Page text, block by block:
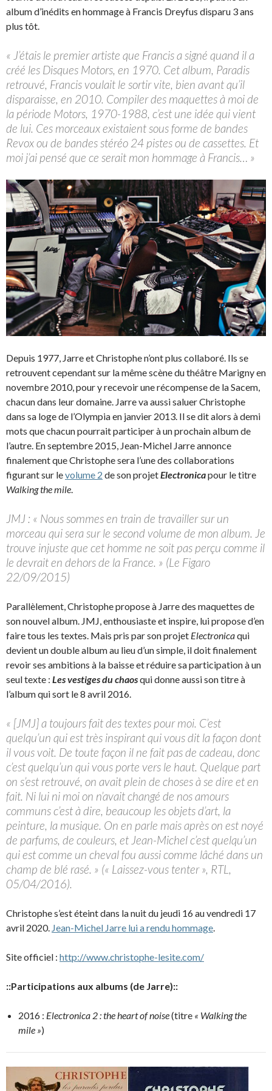
album d’inédits en hommage à Francis Dreyfus disparu 3 ans
plus tôt.
« J’étais le premier artiste que Francis a signé quand il a
créé les Disques Motors, en 1970. Cet album, Paradis
retrouvé, Francis voulait le sortir vite, bien avant qu’il
disparaisse, en 2010. Compiler des maquettes à moi de
la période Motors, 1970-1988, c’est une idée qui vient
de lui. Ces morceaux existaient sous forme de bandes
Revox ou de bandes stéréo 24 pistes ou de cassettes. Et
moi j’ai pensé que ce serait mon hommage à Francis… »
Depuis 1977, Jarre et Christophe n’ont plus collaboré. Ils se
retrouvent cependant sur la même scène du théâtre Marigny en
novembre 2010, pour y recevoir une récompense de la Sacem,
chacun dans leur domaine. Jarre va aussi saluer Christophe
dans sa loge de l’Olympia en janvier 2013. Il se dit alors à demi
mots que chacun pourrait participer à un prochain album de
l’autre. En septembre 2015, Jean-Michel Jarre annonce
finalement que Christophe sera l’une des collaborations
figurant sur levolume 2 de son projetElectronicapour le titre
Walking the mile
JMJ : « Nous sommes en train de travailler sur un
morceau qui sera sur le second volume de mon album. Je
trouve injuste que cet homme ne soit pas perçu comme il
le devrait en dehors de la France. » (Le Figaro
22/09/2015)
Parallèlement, Christophe propose à Jarre des maquettes de
son nouvel album. JMJ, enthousiaste et inspire, lui propose d’en
faire tous les textes. Mais pris par son projet Electronicaqui
devient un double album au lieu d’un simple, il doit finalement
revoir ses ambitions à la baisse et réduire sa participation à un
seul texte : Les vestiges du chaosqui donne aussi son titre à
l’album qui sort le 8 avril 2016.
« [JMJ] a toujours fait des textes pour moi. C’est
quelqu’un qui est très inspirant qui vous dit la façon dont
il vous voit. De toute façon il ne fait pas de cadeau, donc
c’est quelqu’un qui vous porte vers le haut. Quelque part
on s’est retrouvé, on avait plein de choses à se dire et en
fait. Ni lui ni moi on n’avait changé de nos amours
communs c’est à dire, beaucoup les objets d’art, la
peinture, la musique. On en parle mais après on est noyé
de parfums, de couleurs, et Jean-Michel c’est quelqu’un
qui est comme un cheval fou aussi comme lâché dans un
champ de blé rasé. » (« Laissez-vous tenter », RTL,
05/04/2016).
Christophe s’est éteint dans la nuit du jeudi 16 au vendredi 17
avril 2020. Jean-Michel Jarre lui a rendu hommage
Site officiel : http://www.christophe-lesite.com/
::Participations aux albums (de Jarre)::
2016 : Electronica 2 : the heart of noise(titre « Walking the
mile »)